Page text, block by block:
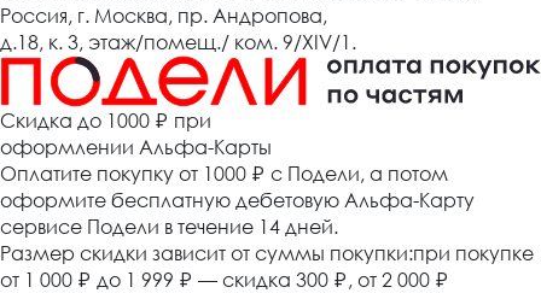
Россия, г. Москва, пр. Андропова,
д.18, к. 3, этаж/помещ./ ком. 9/XIV/1.
Cкидка до 1000 ₽ при
оформлении Альфа-Карты
Оплатите покупку от 1000 ₽ с Подели, а потом
оформите бесплатную дебетовую Альфа-Карту
сервисе Подели в течение 14 дней.
Размер скидки зависит от суммы покупки:при покупке
от 1 000 ₽ до 1 999 ₽ — скидка 300 ₽ , от 2 000 ₽